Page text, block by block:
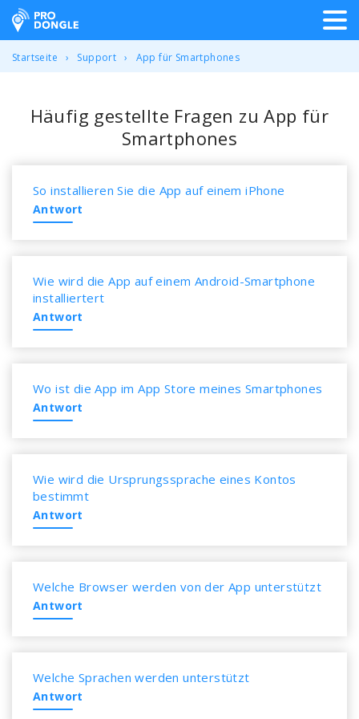
ProDongle Track & Trace
Startseite Support App für Smartphones
Häufig gestellte Fragen zu App für
Smartphones
So installieren Sie die App auf einem iPhone
Antwort
Wie wird die App auf einem Android-Smartphone
installiertert
Antwort
Wo ist die App im App Store meines Smartphones
Antwort
Wie wird die Ursprungssprache eines Kontos
bestimmt
Antwort
Welche Browser werden von der App unterstützt
Antwort
Welche Sprachen werden unterstützt
Antwort